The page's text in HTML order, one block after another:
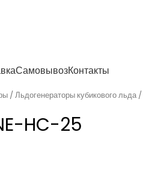
СамовывозКонтакты
Льдогенераторы кубикового льда
HC-25